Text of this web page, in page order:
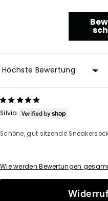
Sort by
Silvia
Schöne, gut sitzende
Wie werden Bewertungen